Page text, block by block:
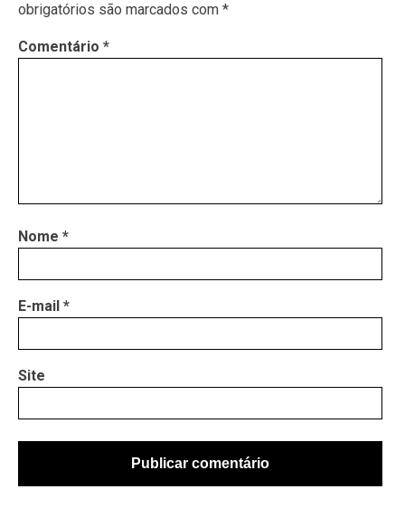
obrigatórios são marcados com *
Comentário *
Nome *
E-mail *
Site